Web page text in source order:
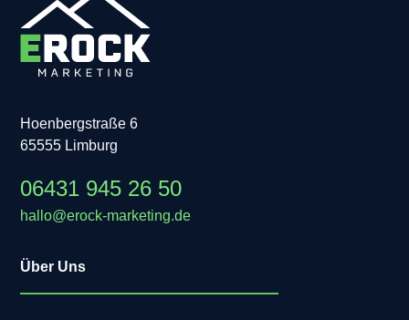
Hoenbergstraße 6
65555 Limburg
06431 945 26 50
hallo@erock-marketing.de
Über Uns